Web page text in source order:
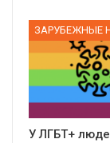
У ЛГБТ+